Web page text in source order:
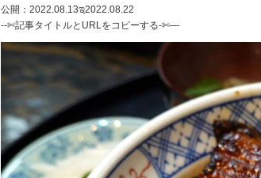
公開：2022.08.13ಇ2022.08.22
--✄記事タイトルとURLをコピーする-✄—